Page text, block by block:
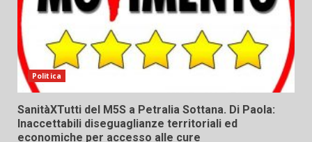
Politica
SanitàXTutti del M5S a Petralia Sottana. Di Paola:
Inaccettabili diseguaglianze territoriali ed
economiche per accesso alle cure